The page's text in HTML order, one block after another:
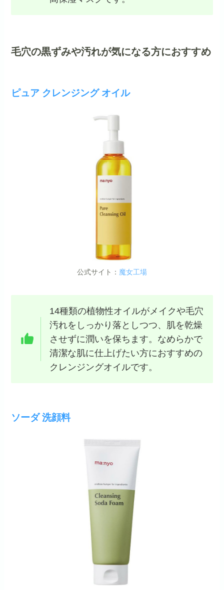
毛穴の黒ずみや汚れが気になる方におすすめ
ピュア クレンジング オイル
公式サイト： 魔女工場
14種類の植物性オイルがメイクや毛穴
汚れをしっかり落としつつ、肌を乾燥
させずに潤いを保ちます。なめらかで
清潔な肌に仕上げたい方におすすめの
クレンジングオイルです。
ソーダ 洗顔料